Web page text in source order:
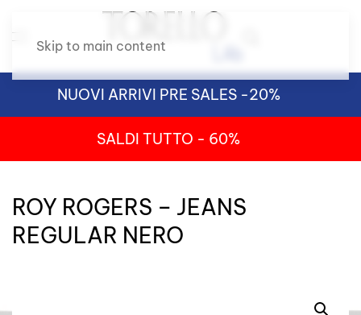
Skip to main content
NUOVI ARRIVI PRE SALES -20%
SALDI TUTTO - 60%
ROY ROGERS – JEANS
REGULAR NERO